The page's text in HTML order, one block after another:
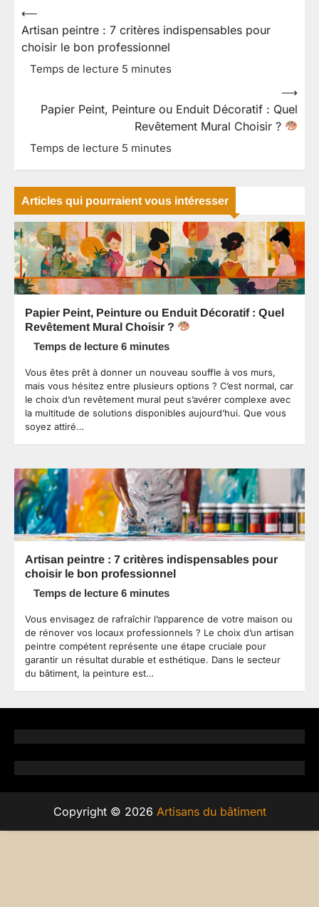
Navigation
de
⟵
Artisan peintre : 7 critères indispensables pour
choisir le bon professionnel
Papier Peint, Peinture ou Enduit Décoratif : Quel
Revêtement Mural Choisir ?
⟶
Articles qui pourraient vous intéresser
Papier Peint, Peinture ou Enduit Décoratif : Quel
Revêtement Mural Choisir ?
Vous êtes prêt à donner un nouveau souffle à vos murs,
mais vous hésitez entre plusieurs options ? C’est normal, car
le choix d’un revêtement mural peut s’avérer complexe avec
la multitude de solutions disponibles aujourd’hui. Que vous
soyez attiré…
Artisan peintre : 7 critères indispensables pour
choisir le bon professionnel
Vous envisagez de rafraîchir l’apparence de votre maison ou
de rénover vos locaux professionnels ? Le choix d’un artisan
peintre compétent représente une étape cruciale pour
garantir un résultat durable et esthétique. Dans le secteur
du bâtiment, la peinture est…
Copyright © 2026 Artisans du bâtiment